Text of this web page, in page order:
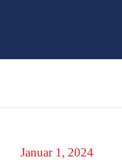
Januar 1, 2024